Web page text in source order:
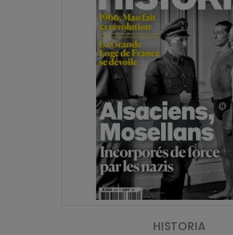
HISTORIA